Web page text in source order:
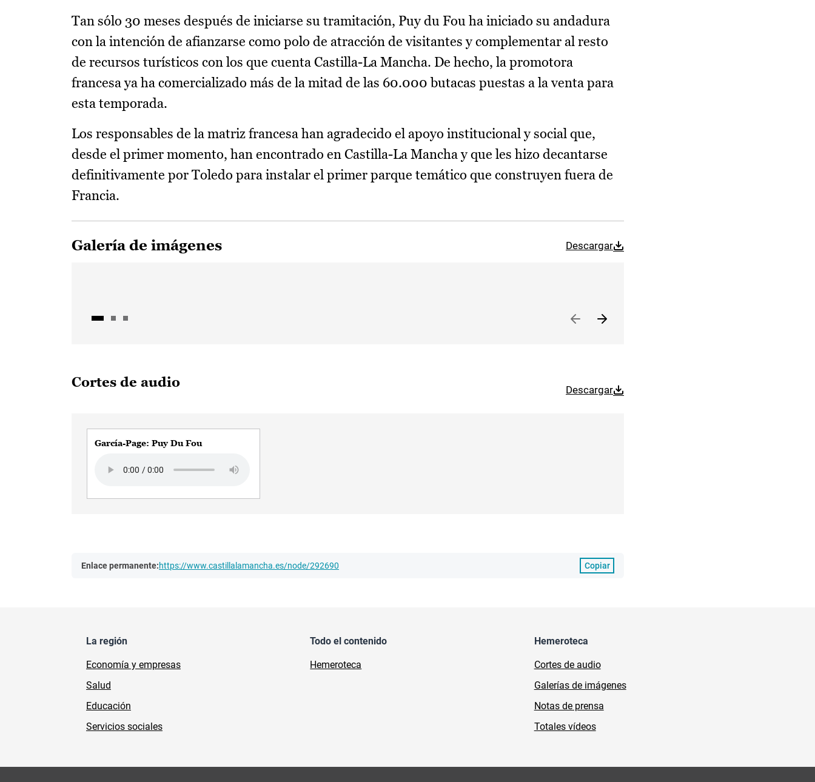
Tan sólo 30 meses después de iniciarse su tramitación, Puy du Fou ha iniciado su andadura
con la intención de afianzarse como polo de atracción de visitantes y complementar al resto
de recursos turísticos con los que cuenta Castilla-La Mancha. De hecho, la promotora
francesa ya ha comercializado más de la mitad de las 60.000 butacas puestas a la venta para
esta temporada.
Los responsables de la matriz francesa han agradecido el apoyo institucional y social que,
desde el primer momento, han encontrado en Castilla-La Mancha y que les hizo decantarse
definitivamente por Toledo para instalar el primer parque temático que construyen fuera de
Francia.
Galería de imágenes Descargar
Cortes de audio Descargar
García-Page: Puy Du Fou
Enlace permanente:https://www.castillalamancha.es/node/292690 Copiar
La región
Economía y empresas
Salud
Educación
Servicios sociales
Todo el contenido
Hemeroteca
Hemeroteca
Cortes de audio
Galerías de imágenes
Notas de prensa
Totales vídeos